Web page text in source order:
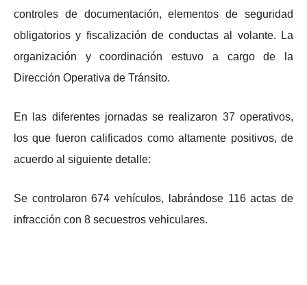
controles de documentación, elementos de seguridad
obligatorios y fiscalización de conductas al volante. La
organización y coordinación estuvo a cargo de la
Dirección Operativa de Tránsito.
En las diferentes jornadas se realizaron 37 operativos,
los que fueron calificados como altamente positivos, de
acuerdo al siguiente detalle:
Se controlaron 674 vehículos, labrándose 116 actas de
infracción con 8 secuestros vehiculares.